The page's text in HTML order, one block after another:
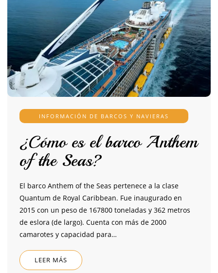
INFORMACIÓN DE BARCOS Y NAVIERAS
¿Cómo es el barco Anthem
of the Seas?
El barco Anthem of the Seas pertenece a la clase
Quantum de Royal Caribbean. Fue inaugurado en
2015 con un peso de 167800 toneladas y 362 metros
de eslora (de largo). Cuenta con más de 2000
camarotes y capacidad para…
LEER MÁS